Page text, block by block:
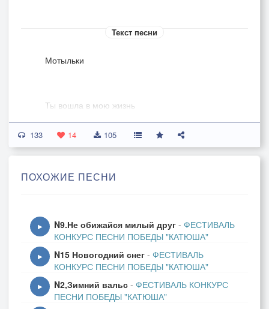
Текст песни
Мотыльки
Ты вошла в мою жизнь
Так нежданно негаданно.
Никому до тебя
Я так не доверял.
И было загадано,
Я не знал, что с тобою найду,
Потеряю что.
Были, как никогда,
Мысли так далеки.
133 14 105
ПОХОЖИЕ ПЕСНИ
▶ N9.Не обижайся милый друг - ФЕСТИВАЛЬ
КОНКУРС ПЕСНИ ПОБЕДЫ "КАТЮША"
▶ N15 Новогодний снег - ФЕСТИВАЛЬ
КОНКУРС ПЕСНИ ПОБЕДЫ "КАТЮША"
▶ N2,Зимний вальс - ФЕСТИВАЛЬ КОНКУРС
ПЕСНИ ПОБЕДЫ "КАТЮША"